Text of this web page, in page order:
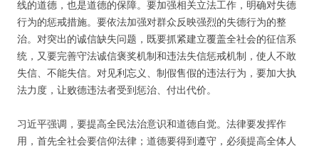
线的道德，也是道德的保障。要加强相关立法工作，明确对失德
行为的惩戒措施。要依法加强对群众反映强烈的失德行为的整
治。对突出的诚信缺失问题，既要抓紧建立覆盖全社会的征信系
统，又要完善守法诚信褒奖机制和违法失信惩戒机制，使人不敢
失信、不能失信。对见利忘义、制假售假的违法行为，要加大执
法力度，让败德违法者受到惩治、付出代价。
习近平强调，要提高全民法治意识和道德自觉。法律要发挥作
用，首先全社会要信仰法律；道德要得到遵守，必须提高全体人